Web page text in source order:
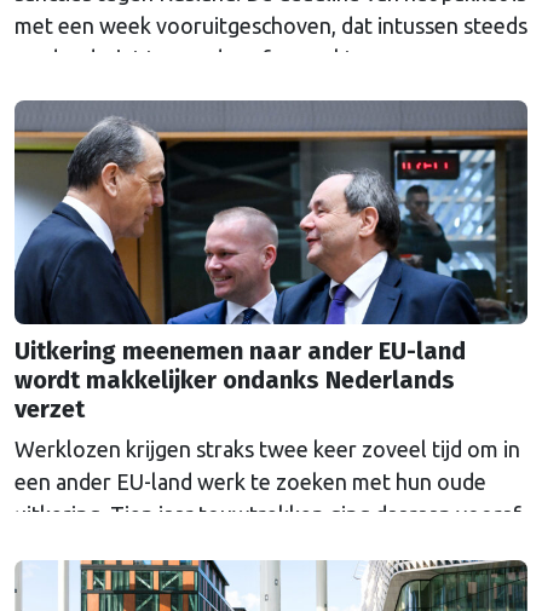
met een week vooruitgeschoven, dat intussen steeds
verder dreigt te worden afgezwakt.
Uitkering meenemen naar ander EU-land
wordt makkelijker ondanks Nederlands
verzet
Werklozen krijgen straks twee keer zoveel tijd om in
een ander EU-land werk te zoeken met hun oude
uitkering. Tien jaar touwtrekken ging daaraan vooraf.